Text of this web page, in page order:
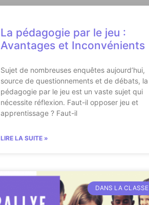
La pédagogie par le jeu :
Avantages et Inconvénients
Sujet de nombreuses enquêtes aujourd’hui,
source de questionnements et de débats, la
pédagogie par le jeu est un vaste sujet qui
nécessite réflexion. Faut-il opposer jeu et
apprentissage ? Faut-il
LIRE LA SUITE »
DANS LA CLASSE